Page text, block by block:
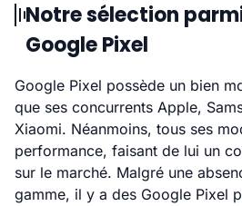
Notre sélection
Google Pixel
Google Pixel possède un bien
que ses concurrents Apple,
Xiaomi. Néanmoins, tous ses
performance, faisant de lui un
sur le marché. Malgré une
gamme, il y a des Google Pixel